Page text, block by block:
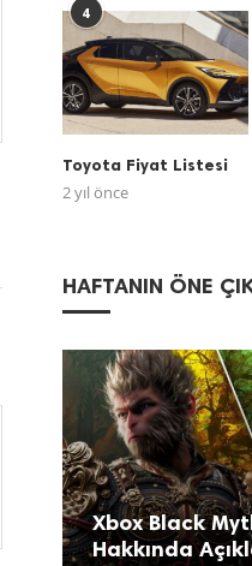
4
Toyota Fiyat Listesi
2 yıl önce
HAFTANIN ÖNE
Xbox Black
Hakkında